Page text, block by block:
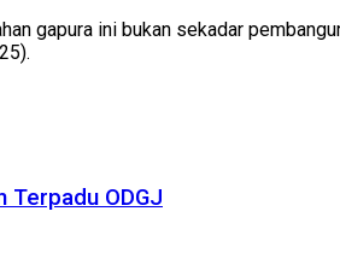
gapura ini bukan sekadar
Terpadu ODGJ